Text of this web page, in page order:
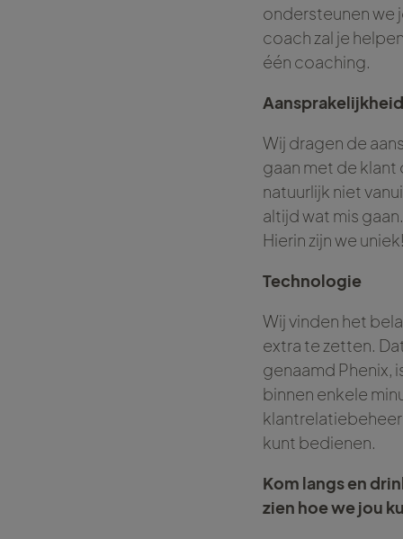
ondersteunen we
coach zal je
één coaching.
Aansprakelijkheid
Wij dragen de
gaan met de
natuurlijk niet
altijd wat mis
Hierin zijn we
Technologie
Wij vinden het
extra te zetten.
genaamd Phenix,
binnen enkele
kunt bedienen.
Kom langs en
zien hoe we jou